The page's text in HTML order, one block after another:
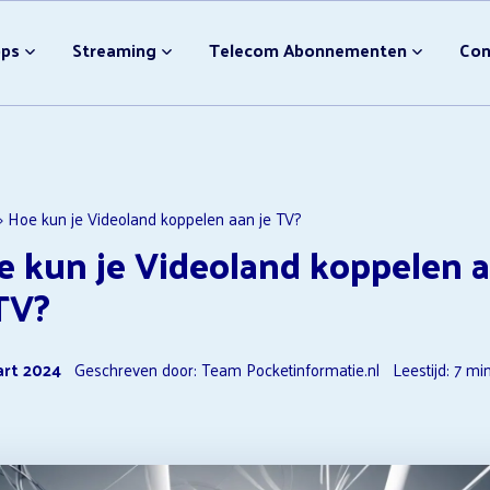
Streaming
Nieuwe Disney Films
NPO Plus Downloader
Ondertiteling Disney Plus
F1 TV Opzeggen
Telecom Abonnementen
Nieuwe Disney Films
Hoe kun je Videoland koppelen aan je TV?
kun je Videoland koppelen
2024Geschreven door: Team Pocketinformatie.nl Leestijd:7